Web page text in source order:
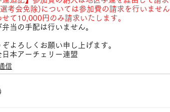
考会免除)については参加費の請求を行いませ
せて10,000円のみ請求いたします。
弁当の手配は行いません。
よろしくお願い申し上げます。
日本アーチェリー連盟
信